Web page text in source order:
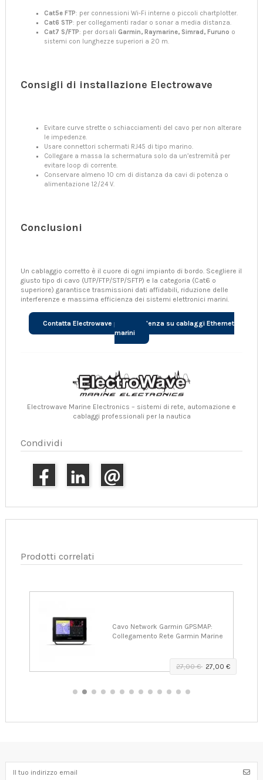
Cat5e FTP: per connessioni Wi-Fi interne o piccoli chartplotter.
Cat6 STP: per collegamenti radar o sonar a media distanza.
Cat7 S/FTP: per dorsali Garmin, Raymarine, Simrad, Furuno o
sistemi con lunghezze superiori a 20 m.
Consigli di installazione Electrowave
Evitare curve strette o schiacciamenti del cavo per non alterare
le impedenze.
Usare connettori schermati RJ45 di tipo marino.
Collegare a massa la schermatura solo da un’estremità per
evitare loop di corrente.
Conservare almeno 10 cm di distanza da cavi di potenza o
alimentazione 12/24 V.
Conclusioni
Un cablaggio corretto è il cuore di ogni impianto di bordo. Scegliere il
giusto tipo di cavo (UTP/FTP/STP/SFTP) e la categoria (Cat6 o
superiore) garantisce trasmissioni dati affidabili, riduzione delle
interferenze e massima efficienza dei sistemi elettronici marini.
Contatta Electrowave per consulenza su cablaggi Ethernet
marini
Electrowave Marine Electronics – sistemi di rete, automazione e
cablaggi professionali per la nautica
Condividi
Prodotti correlati
Cavo Network Garmin GPSMAP:
Collegamento Rete Garmin Marine
27,00 € 27,00 €